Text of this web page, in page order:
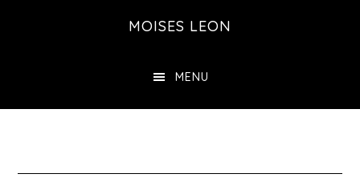
MOISES LEON
MENU